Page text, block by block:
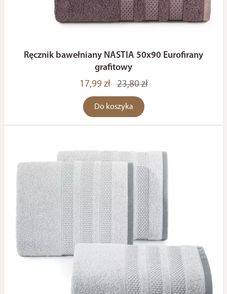
Ręcznik bawełniany NASTIA 50x90 Eurofirany
grafitowy
17,99 zł
23,80 zł
Do koszyka